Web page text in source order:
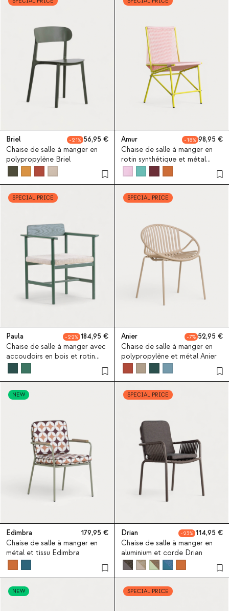
Briel 21
56,95
Chaise de salle à manger en
polypropylène Briel
Amur 18
98,95
Chaise de salle à manger en
rotin synthétique et métal
Amur Colors
SPECIAL PRICE
Paula 22
184,95
Chaise de salle à manger avec
accoudoirs en bois et rotin
Paula
SPECIAL PRICE
Anier 7
52,95
Chaise de salle à manger en
polypropylène et métal Anier
NEW
Edimbra
179,95
Chaise de salle à manger en
métal et tissu Edimbra
SPECIAL PRICE
Drian 23
114,95
Chaise de salle à manger en
aluminium et corde Drian
NEW SPECIAL PRICE